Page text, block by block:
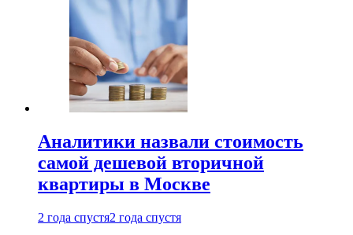
Аналитики назвали стоимость
самой дешевой вторичной
квартиры в Москве
2 года спустя2 года спустя